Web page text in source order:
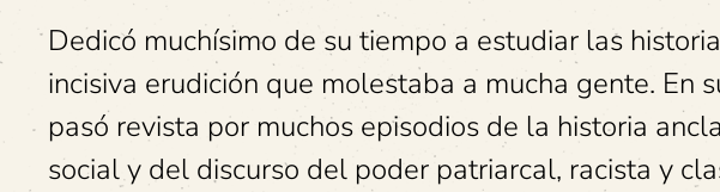
Dedicó muchísimo de su tiempo a estudiar las
incisiva erudición que molestaba a mucha gente. En
pasó revista por muchos episodios de la historia
social y del discurso del poder patriarcal, racista y